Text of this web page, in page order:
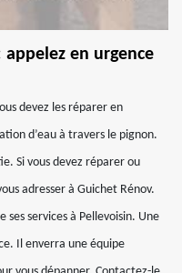
en urgence
devez les réparer en
d’eau à travers le pignon.
Si vous devez réparer ou
adresser à Guichet Rénov.
services à Pellevoisin. Une
Il enverra une équipe